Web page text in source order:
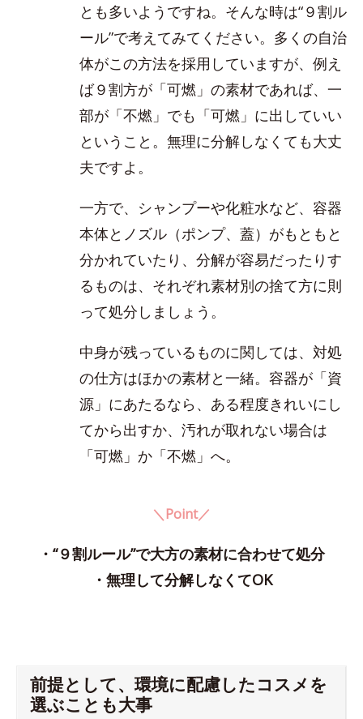
とも多いようですね。そんな時は“９割ル
ール”で考えてみてください。多くの自治
体がこの方法を採用していますが、例え
ば９割方が「可燃」の素材であれば、一
部が「不燃」でも「可燃」に出していい
ということ。無理に分解しなくても大丈
夫ですよ。
一方で、シャンプーや化粧水など、容器
本体とノズル（ポンプ、蓋）がもともと
分かれていたり、分解が容易だったりす
るものは、それぞれ素材別の捨て方に則
って処分しましょう。
中身が残っているものに関しては、対処
の仕方はほかの素材と一緒。容器が「資
源」にあたるなら、ある程度きれいにし
てから出すか、汚れが取れない場合は
「可燃」か「不燃」へ。
＼Point／
・“９割ルール”で大方の素材に合わせて処分
・無理して分解しなくてOK
前提として、環境に配慮したコスメを
選ぶことも大事